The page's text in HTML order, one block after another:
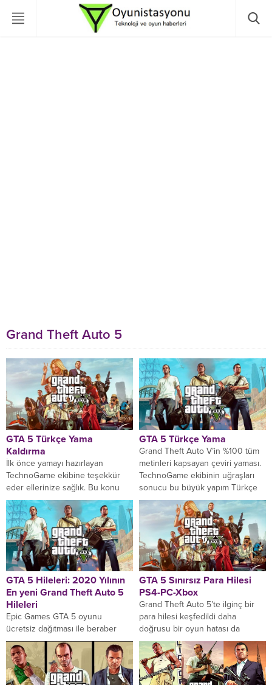
Grand Theft Auto 5
GTA 5 Türkçe Yama
Kaldırma
İlk önce yamayı hazırlayan
TechnoGame ekibine teşekkür
eder ellerinize sağlık. Bu konu
başlığında 2 sorunu çözüme
kavuşturacağız ilk açıklayacağımız
husus...
GTA 5 Türkçe Yama
Grand Theft Auto V’in %100 tüm
metinleri kapsayan çeviri yaması.
TechnoGame ekibinin uğraşları
sonucu bu büyük yapım Türkçe
çeviriye kavuşmuştur....
GTA 5 Hileleri: 2020 Yılının
En yeni Grand Theft Auto 5
Hileleri
Epic Games GTA 5 oyunu
ücretsiz dağıtması ile beraber
yeniden popüler olan oyun (gerçi
ne zaman popülerliğini kaybetti)
sizin için...
GTA 5 Sınırsız Para Hilesi
PS4-PC-Xbox
Grand Theft Auto 5’te ilginç bir
para hilesi keşfedildi daha
doğrusu bir oyun hatası da
denilebilir. Şimdi göstereceğimiz
hile ile...